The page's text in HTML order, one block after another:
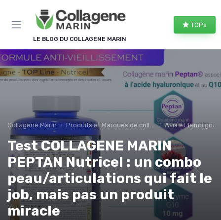
LE BLOG DU COLLAGENE MARIN
TOPs
Collagene Marin Produits et Marques de collagene marin Avis et
Test COLLAGENE MARIN
PEPTAN Nutricel : un combo
peau/articulations qui fait le
job, mais pas un produit
miracle